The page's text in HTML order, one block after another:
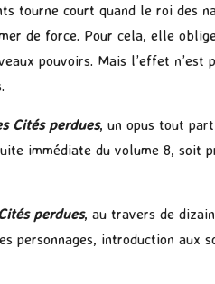
tourne court quand le roi des
de force. Pour cela, elle
pouvoirs. Mais l’effet
Cités perdues, un opus tout
immédiate du volume 8, soit
perdues, au travers de
personnages, introduction